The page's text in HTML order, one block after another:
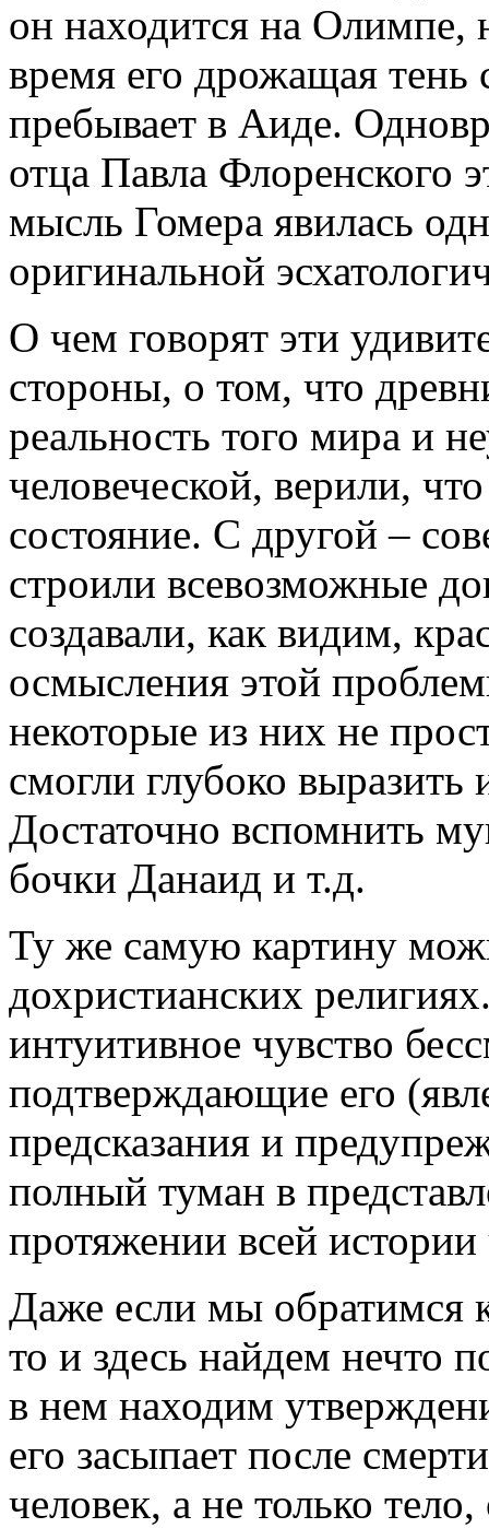
он находится на Олимпе,
время его дрожащая
пребывает в Аиде.
отца Павла Флоренского
мысль Гомера явилась
оригинальной
О чем говорят эти
стороны, о том, что
реальность того мира и
человеческой, верили,
состояние. С другой –
строили всевозможные
создавали, как видим,
осмысления этой
некоторые из них не
смогли глубоко
Достаточно вспомнить
бочки Данаид и т.д.
Ту же самую картину
дохристианских
интуитивное чувство
подтверждающие его
предсказания и
полный туман в
протяжении всей истории
Даже если мы обратимся
то и здесь найдем нечто
в нем находим
его засыпает после
человек, а не только